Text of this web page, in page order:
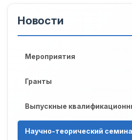
Новости
Мероприятия
Гранты
Выпускные
Научно-теорический